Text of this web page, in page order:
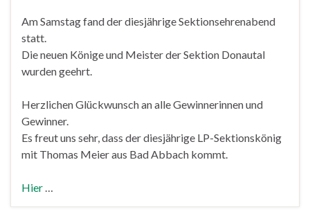
Am Samstag fand der diesjährige Sektionsehrenabend
statt.
Die neuen Könige und Meister der Sektion Donautal
wurden geehrt.
Herzlichen Glückwunsch an alle Gewinnerinnen und
Gewinner.
Es freut uns sehr, dass der diesjährige LP-Sektionskönig
mit Thomas Meier aus Bad Abbach kommt.
Hier …